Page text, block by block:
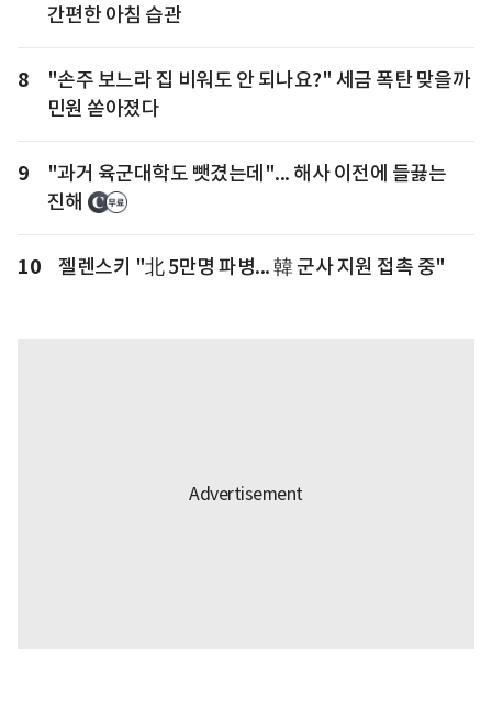
간편한 아침 습관
8
"손주 보느라 집 비워도 안 되나요?" 세금 폭탄 맞을까
민원 쏟아졌다
9
"과거 육군대학도 뺏겼는데"... 해사 이전에 들끓는
진해
10 젤렌스키 "北 5만명 파병... 韓 군사 지원 접촉 중"